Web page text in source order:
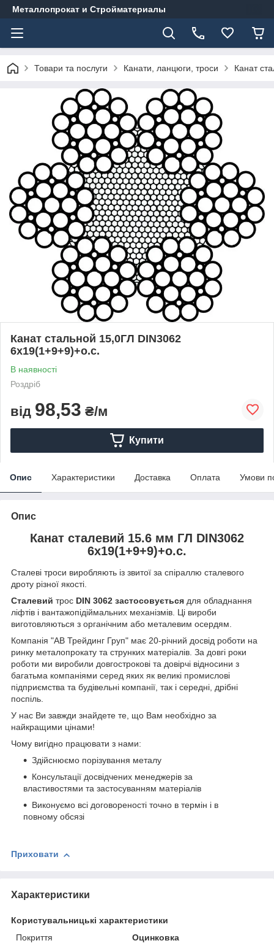
Металлопрокат и Стройматериалы
Товари та послуги Канати, ланцюги, троси Канат
Канат стальной 15,0ГЛ DIN3062
6x19(1+9+9)+о.с.
В наявності
Роздріб
від 98,53 ₴/м
Купити
Опис Характеристики Доставка Оплата Умови
Опис
Канат сталевий 15.6 мм ГЛ DIN3062
6x19(1+9+9)+о.с.
Сталеві троси виробляють із звитої за спіраллю сталевого
дроту різної якості.
Сталевий трос DIN 3062 застосовується для обладнання
ліфтів і вантажопідіймальних механізмів. Ці вироби
виготовляються з органічним або металевим осердям.
Компанія "АВ Трейдинг Груп" має 20-річний досвід роботи на
ринку металопрокату та струнких матеріалів. За довгі роки
роботи ми виробили довгострокові та довірчі відносини з
багатьма компаніями серед яких як великі промислові
підприємства та будівельні компанії, так і середні, дрібні
поспіль.
У нас Ви завжди знайдете те, що Вам необхідно за
найкращими цінами!
Чому вигідно працювати з нами:
Здійснюємо порізування металу
Консультації досвідчених менеджерів за
властивостями та застосуванням матеріалів
Виконуємо всі договореності точно в термін і в
повному обсязі
Приховати
Характеристики
Користувальницькі характеристики
Покриття
Оцинковка